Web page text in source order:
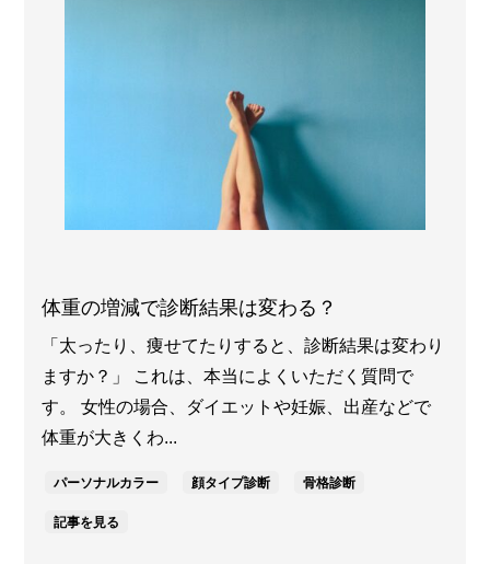
体重の増減で診断結果は変わる？
「太ったり、痩せてたりすると、診断結果は変わり
ますか？」 これは、本当によくいただく質問で
す。 女性の場合、ダイエットや妊娠、出産などで
体重が大きくわ...
パーソナルカラー 顔タイプ診断 骨格診断
記事を見る